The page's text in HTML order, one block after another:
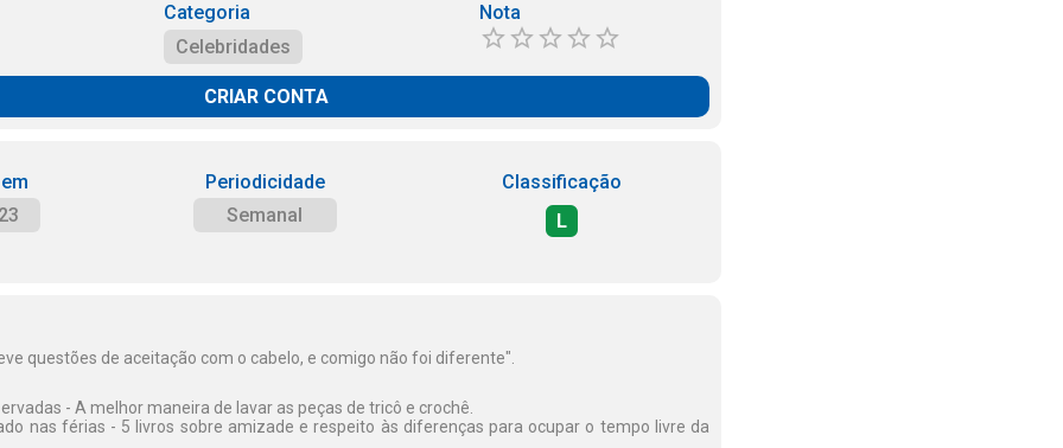
Categoria
Celebridades
Nota
CRIAR CONTA
Periodicidade
Semanal
Classificação
L
questões de aceitação com o cabelo, e comigo não foi diferente".
- A melhor maneira de lavar as peças de tricô e crochê.
nas férias - 5 livros sobre amizade e respeito às diferenças para ocupar o tempo livre da